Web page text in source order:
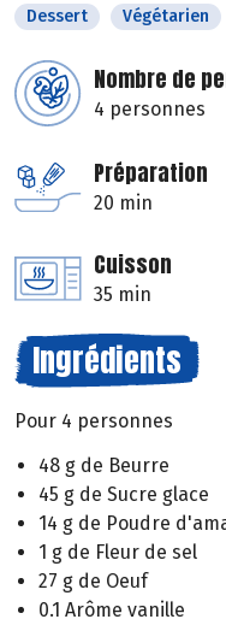
Dessert Végétarien
Nombre de
4 personnes
Préparation
20 min
Cuisson
35 min
Ingrédients
Pour 4 personnes
48 g de Beurre
45 g de Sucre glace
14 g de Poudre
1 g de Fleur de sel
27 g de Oeuf
0.1 Arôme vanille